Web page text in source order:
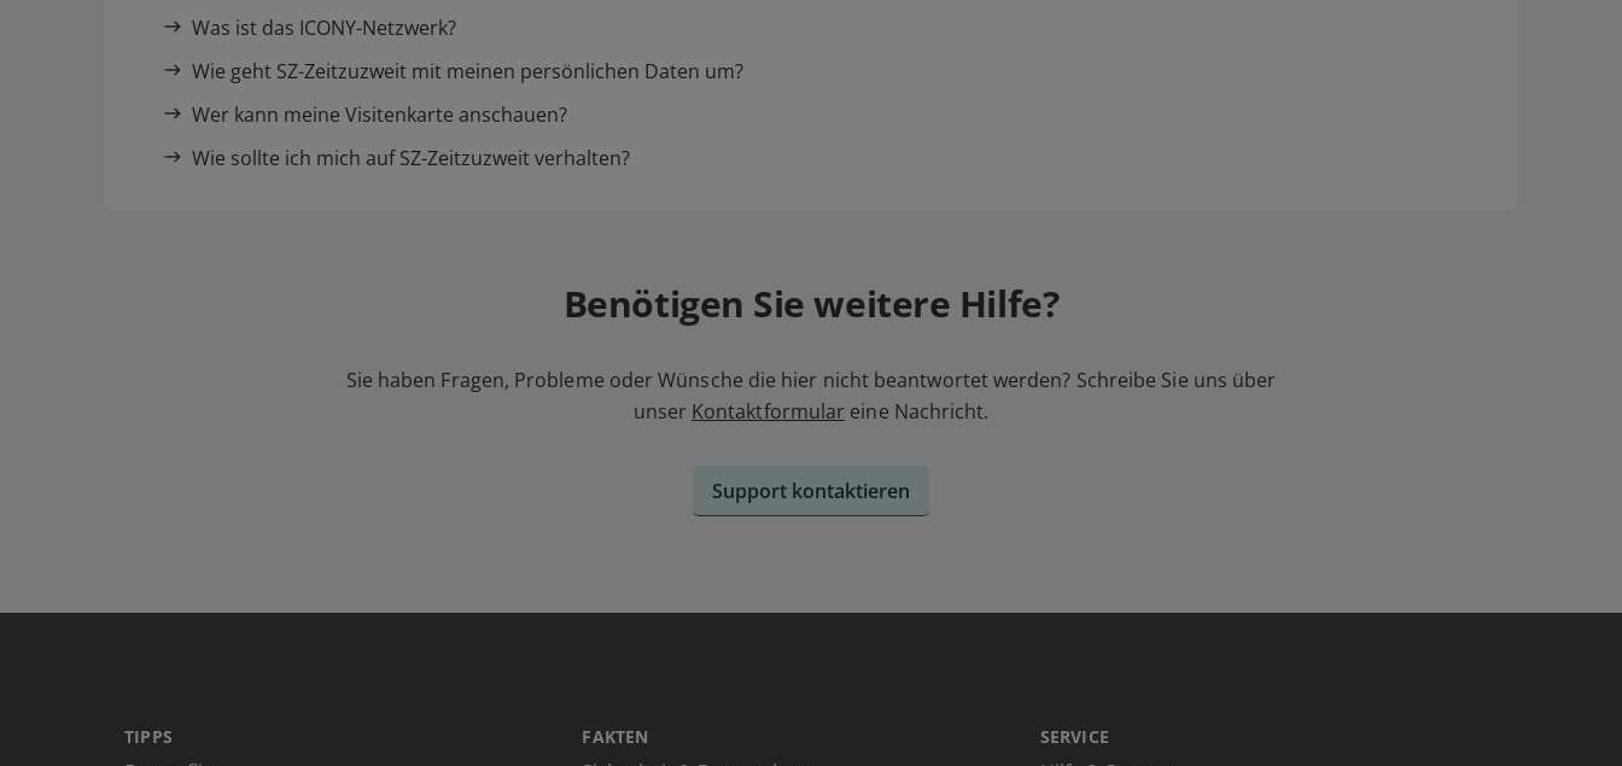
Was ist das ICONY-Netzwerk?
Wie geht SZ-Zeitzuzweit mit meinen persönlichen Daten um?
Wer kann meine Visitenkarte anschauen?
Wie sollte ich mich auf SZ-Zeitzuzweit verhalten?
Benötigen Sie weitere Hilfe?
Sie haben Fragen, Probleme oder Wünsche die hier nicht beantwortet werden? Schreibe Sie uns über
unser Kontaktformular eine Nachricht.
Support kontaktieren
TIPPS FAKTEN SERVICE